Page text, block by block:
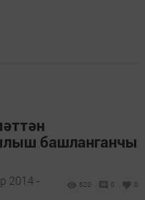
башланганчы
2014 -
620 0 0